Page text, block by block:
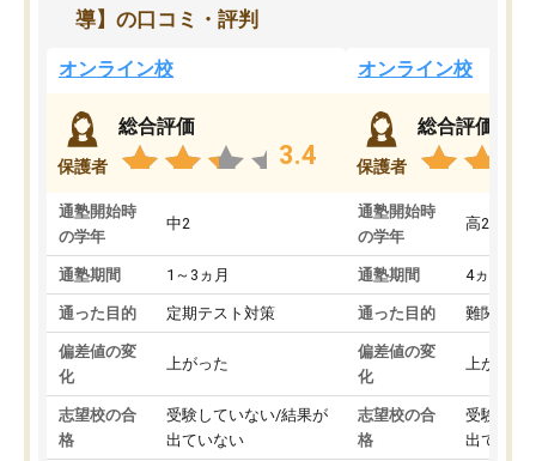
導】の口コミ・評判
オンライン校
保護者
総合評価
3.4
通塾開始時
の学年
中2
通塾期間 1～3ヵ月
通った目的 定期テスト対策
偏差値の変
化
上がった
志望校の合
格
受験していない/結果が
出ていない
オンライン校
保護者
総合評価
通塾開始時
の学年
高2
通塾期間 4ヵ月～1
通った目的 難関私立
偏差値の変
化
上がった
志望校の合
格
受験して
出ていな